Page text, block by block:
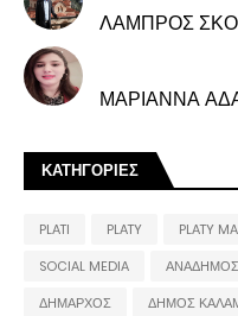
ΛΑΜΠΡΟΣ
ΜΑΡΙΑΝΝΑ
ΚΑΤΗΓΟΡΙΕΣ
PLATI PLATY PLATY
SOCIAL MEDIA
ΔΗΜΑΡΧΟΣ
ΔΗΜΟΣ